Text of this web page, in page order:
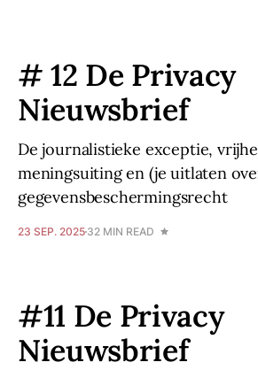
# 12 De Privacy
Nieuwsbrief
De journalistieke exceptie,
meningsuiting en (je uitlaten
gegevensbeschermingsrecht
23 SEP. 2025 32 MIN READ
#11 De Privacy
Nieuwsbrief